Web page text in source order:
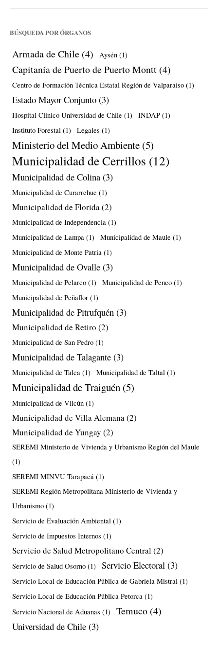
BÚSQUEDA POR ÓRGANOS
Armada de Chile (4) Aysén (1)
Capitanía de Puerto de Puerto Montt (4)
Centro de Formación Técnica Estatal Región de Valparaíso (1)
Estado Mayor Conjunto (3)
Hospital Clínico Universidad de Chile (1) INDAP (1)
Instituto Forestal (1) Legales (1)
Ministerio del Medio Ambiente (5)
Municipalidad de Cerrillos (12)
Municipalidad de Colina (3)
Municipalidad de Curarrehue (1)
Municipalidad de Florida(2)
Municipalidad de Independencia (1)
Municipalidad de Lampa (1) Municipalidad de Maule (1)
Municipalidad de Monte Patria (1)
Municipalidad de Ovalle (3)
Municipalidad de Pelarco (1) Municipalidad de Penco (1)
Municipalidad de Peñaflor (1)
Municipalidad de Pitrufquén (3)
Municipalidad de Retiro (2)
Municipalidad de San Pedro (1)
Municipalidad de Talagante (3)
Municipalidad de Talca (1) Municipalidad de Taltal (1)
Municipalidad de Traiguén (5)
Municipalidad de Vilcún (1)
Municipalidad de Villa Alemana(2)
Municipalidad de Yungay (2)
SEREMI Ministerio de Vivienda y Urbanismo Región del Maule
(1)
SEREMI MINVU Tarapacá (1)
SEREMI Región Metropolitana Ministerio de Vivienda y
Urbanismo (1)
Servicio de Evaluación Ambiental (1)
Servicio de Impuestos Internos (1)
Servicio de Salud Metropolitano Central(2)
Servicio de Salud Osorno (1) Servicio Electoral (3)
Servicio Local de Educación Pública de Gabriela Mistral (1)
Servicio Local de Educación Pública Petorca (1)
Servicio Nacional de Aduanas (1) Temuco (4)
Universidad de Chile (3)